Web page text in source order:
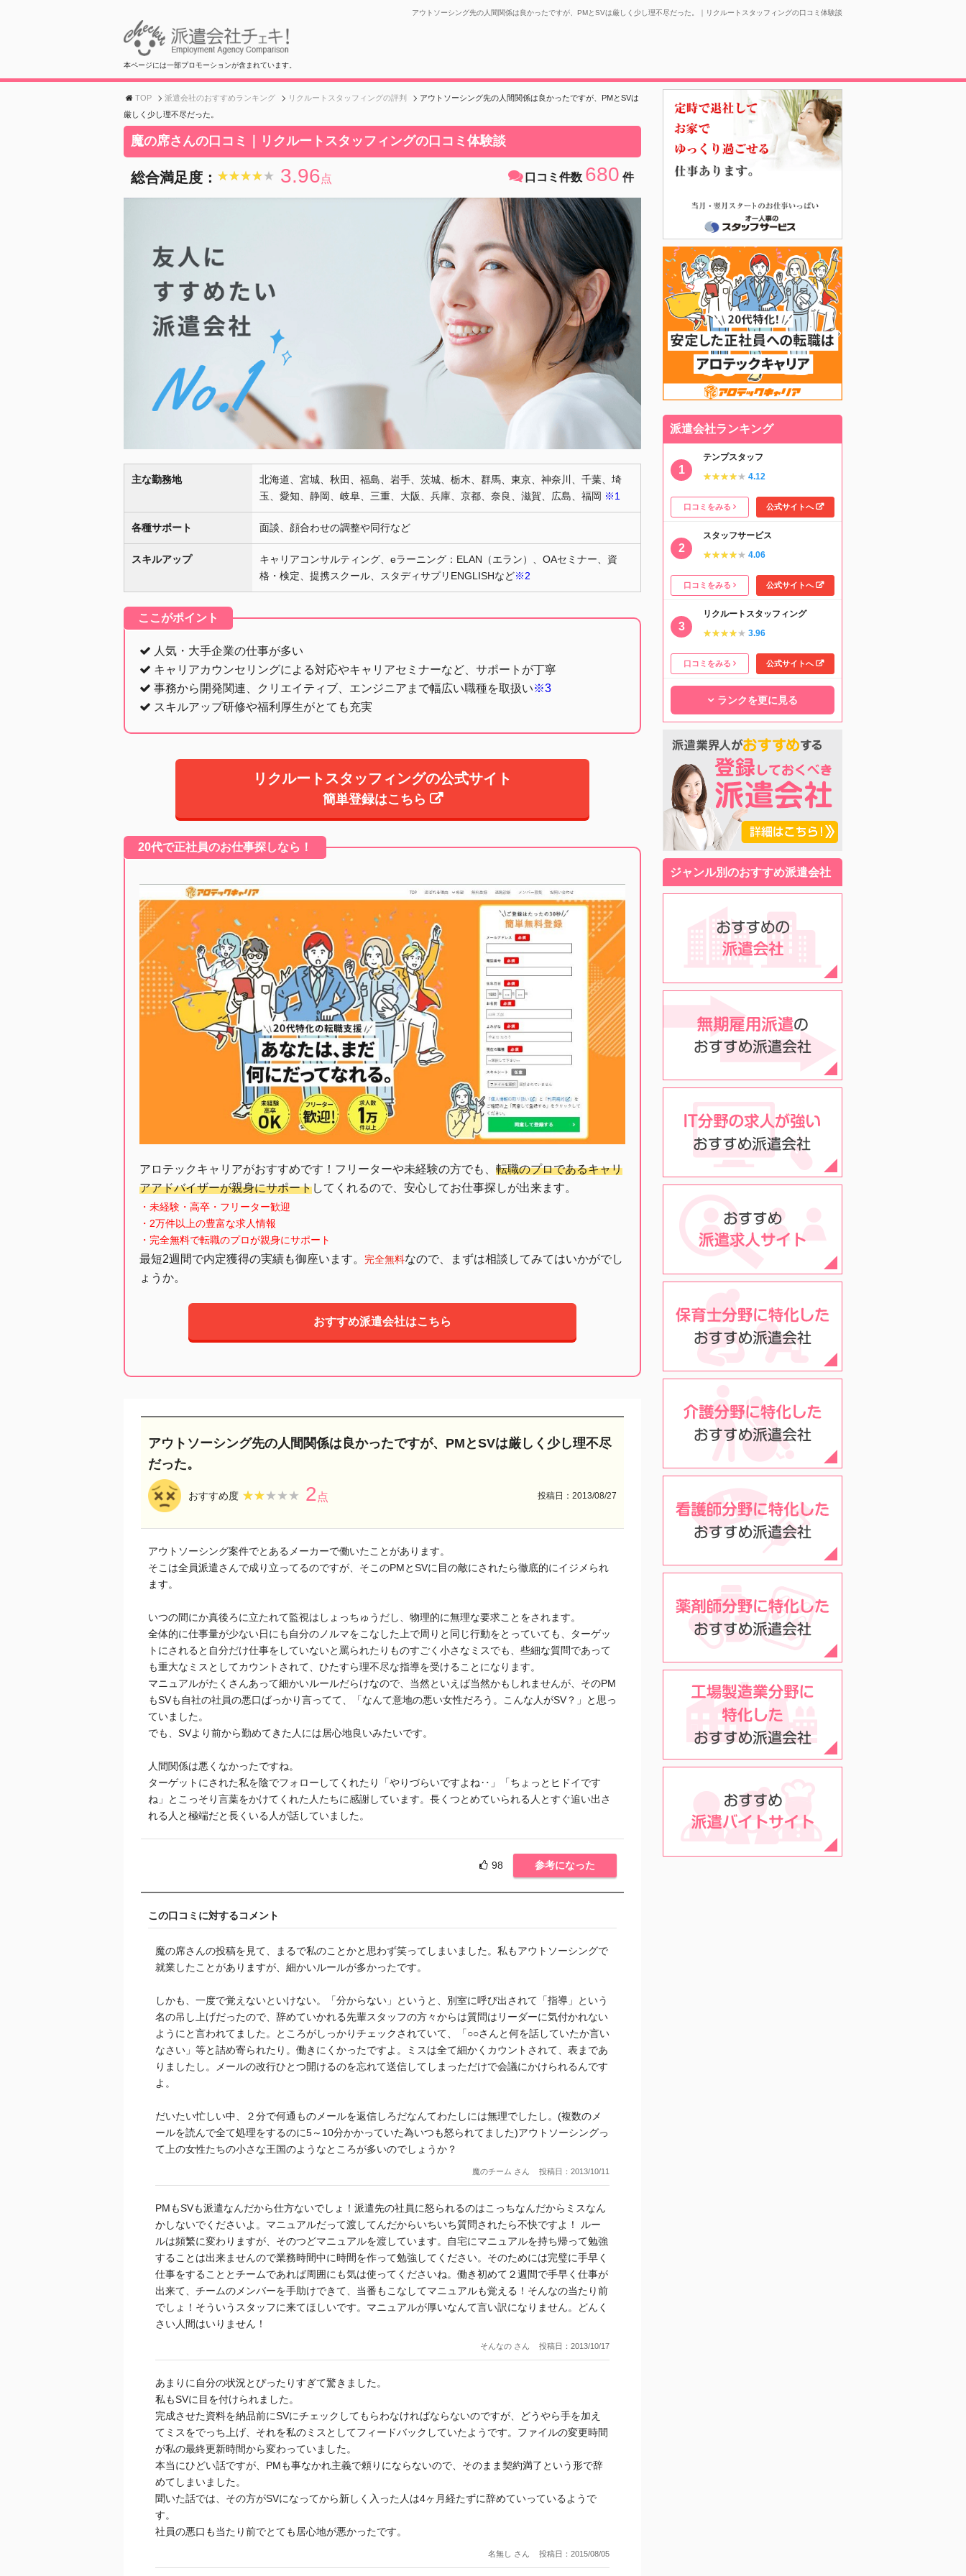
アウトソーシング先の人間関係は良かったですが、PMとSVは厳しく少し理不尽だった。｜リクルートスタッフィングの口コミ体験談
本ページには一部プロモーションが含まれています。
TOP 派遣会社のおすすめランキング リクルートスタッフィングの評判
アウトソーシング先の人間関係は良かったですが、PMとSVは
厳しく少し理不尽だった。
魔の席さんの口コミ｜リクルートスタッフィングの口コミ体験談
総合満足度： ★★★★★
★★★★★ 3.96点 口コミ件数 680 件
主な勤務地
北海道、宮城、秋田、福島、岩手、茨城、栃木、群馬、東京、神奈川、千葉、埼
玉、愛知、静岡、岐阜、三重、大阪、兵庫、京都、奈良、滋賀、広島、福岡 ※1
各種サポート 面談、顔合わせの調整や同行など
スキルアップ
キャリアコンサルティング、eラーニング：ELAN（エラン）、OAセミナー、資
格・検定、提携スクール、スタディサプリENGLISHなど※2
ここがポイント
人気・大手企業の仕事が多い
キャリアカウンセリングによる対応やキャリアセミナーなど、サポートが丁寧
事務から開発関連、クリエイティブ、エンジニアまで幅広い職種を取扱い※3
スキルアップ研修や福利厚生がとても充実
リクルートスタッフィングの公式サイト
簡単登録はこちら
20代で正社員のお仕事探しなら！
アロテックキャリアがおすすめです！フリーターや未経験の方でも、 転職のプロであるキャリ
アアドバイザーが親身にサポートしてくれるので、安心してお仕事探しが出来ます。
・未経験・高卒・フリーター歓迎
・2万件以上の豊富な求人情報
・完全無料で転職のプロが親身にサポート
最短2週間で内定獲得の実績も御座います。 完全無料なので、まずは相談してみてはいかがでし
ょうか。
おすすめ派遣会社はこちら
アウトソーシング先の人間関係は良かったですが、PMとSVは厳しく少し理不尽
だった。
おすすめ度 ★★★★★
★★★★★ 2点 投稿日：2013/08/27
アウトソーシング案件でとあるメーカーで働いたことがあります。
そこは全員派遣さんで成り立ってるのですが、そこのPMとSVに目の敵にされたら徹底的にイジメられ
ます。
いつの間にか真後ろに立たれて監視はしょっちゅうだし、物理的に無理な要求ことをされます。
全体的に仕事量が少ない日にも自分のノルマをこなした上で周りと同じ行動をとっていても、ターゲッ
トにされると自分だけ仕事をしていないと罵られたりものすごく小さなミスでも、些細な質問であって
も重大なミスとしてカウントされて、ひたすら理不尽な指導を受けることになります。
マニュアルがたくさんあって細かいルールだらけなので、当然といえば当然かもしれませんが、そのPM
もSVも自社の社員の悪口ばっかり言ってて、「なんて意地の悪い女性だろう。こんな人がSV？」と思っ
ていました。
でも、SVより前から勤めてきた人には居心地良いみたいです。
人間関係は悪くなかったですね。
ターゲットにされた私を陰でフォローしてくれたり「やりづらいですよね‥」「ちょっとヒドイです
ね」とこっそり言葉をかけてくれた人たちに感謝しています。長くつとめていられる人とすぐ追い出さ
れる人と極端だと長くいる人が話していました。
98 参考になった
この口コミに対するコメント
魔の席さんの投稿を見て、まるで私のことかと思わず笑ってしまいました。私もアウトソーシングで
就業したことがありますが、細かいルールが多かったです。
しかも、一度で覚えないといけない。「分からない」というと、別室に呼び出されて「指導」という
名の吊し上げだったので、辞めていかれる先輩スタッフの方々からは質問はリーダーに気付かれない
ようにと言われてました。ところがしっかりチェックされていて、「○○さんと何を話していたか言い
なさい」等と詰め寄られたり。働きにくかったですよ。ミスは全て細かくカウントされて、表まであ
りましたし。メールの改行ひとつ開けるのを忘れて送信してしまっただけで会議にかけられるんです
よ。
だいたい忙しい中、２分で何通ものメールを返信しろだなんてわたしには無理でしたし。(複数のメ
ールを読んで全て処理をするのに5～10分かかっていた為いつも怒られてました)アウトソーシングっ
て上の女性たちの小さな王国のようなところが多いのでしょうか？
魔のチーム さん 投稿日：2013/10/11
PMもSVも派遣なんだから仕方ないでしょ！派遣先の社員に怒られるのはこっちなんだからミスなん
かしないでくださいよ。マニュアルだって渡してんだからいちいち質問されたら不快ですよ！ ルー
ルは頻繁に変わりますが、そのつどマニュアルを渡しています。自宅にマニュアルを持ち帰って勉強
することは出来ませんので業務時間中に時間を作って勉強してください。そのためには完璧に手早く
仕事をすることとチームであれば周囲にも気は使ってくださいね。働き初めて２週間で手早く仕事が
出来て、チームのメンバーを手助けできて、当番もこなしてマニュアルも覚える！そんなの当たり前
でしょ！そういうスタッフに来てほしいです。マニュアルが厚いなんて言い訳になりません。どんく
さい人間はいりません！
そんなの さん 投稿日：2013/10/17
あまりに自分の状況とぴったりすぎて驚きました。
私もSVに目を付けられました。
完成させた資料を納品前にSVにチェックしてもらわなければならないのですが、どうやら手を加え
てミスをでっち上げ、それを私のミスとしてフィードバックしていたようです。ファイルの変更時間
が私の最終更新時間から変わっていました。
本当にひどい話ですが、PMも事なかれ主義で頼りにならないので、そのまま契約満了という形で辞
めてしまいました。
聞いた話では、その方がSVになってから新しく入った人は4ヶ月経たずに辞めていっているようで
す。
社員の悪口も当たり前でとても居心地が悪かったです。
名無し さん 投稿日：2015/08/05
派遣会社ランキング
テンプスタッフ
★★★★★
★★★★★ 4.12
口コミをみる 公式サイトへ
スタッフサービス
★★★★★
★★★★★ 4.06
口コミをみる 公式サイトへ
リクルートスタッフィング
★★★★★
★★★★★ 3.96
口コミをみる 公式サイトへ
ランクを更に見る
ジャンル別のおすすめ派遣会社